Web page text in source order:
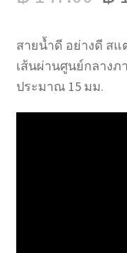
สายน้ำดี อย่างดี สแ
เส้นผ่านศูนย์กลางภ
ประมาณ 15 มม.